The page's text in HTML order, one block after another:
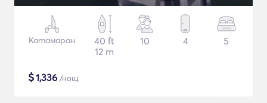
Катамаран
40 ft
12 m
10 4 5
$1,336 /нощ